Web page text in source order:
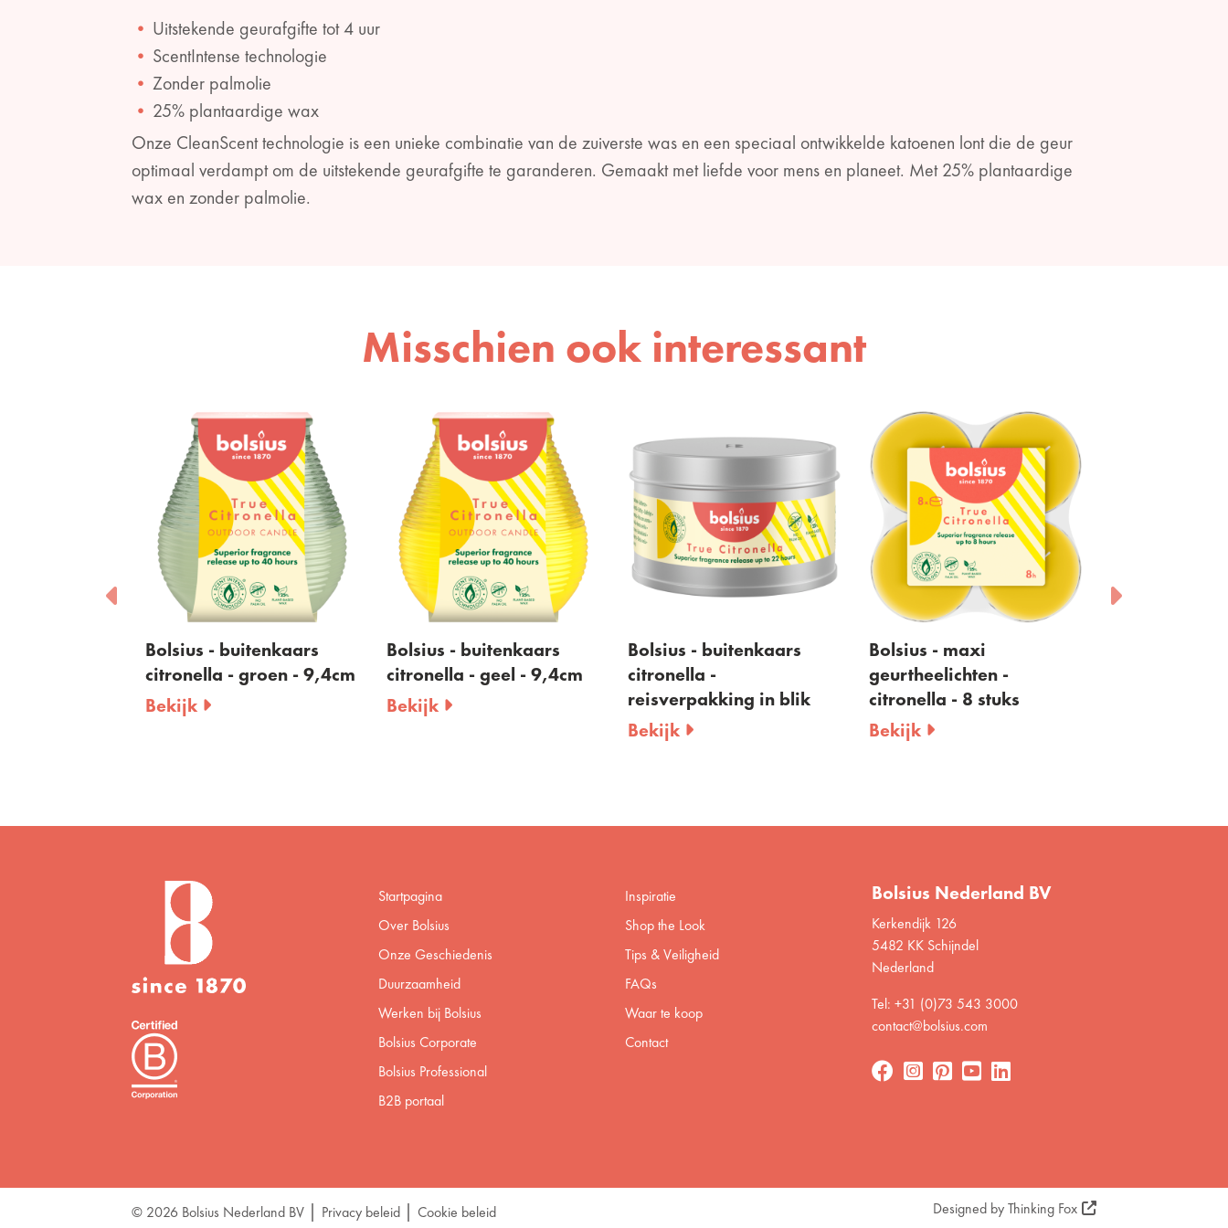
Uitstekende geurafgifte tot 4 uur
ScentIntense technologie
Zonder palmolie
25% plantaardige wax
Onze CleanScent technologie is een unieke combinatie van de zuiverste was en een speciaal ontwikkelde katoenen lont die de geur
optimaal verdampt om de uitstekende geurafgifte te garanderen. Gemaakt met liefde voor mens en planeet. Met 25% plantaardige
wax en zonder palmolie.
Misschien ook interessant
Bolsius - buitenkaars
citronella - groen - 9,4cm
Bolsius - buitenkaars
citronella - geel - 9,4cm
Bolsius - buitenkaars
citronella -
reisverpakking in blik
Bolsius - maxi
geurtheelichten -
citronella - 8 stuks
Startpagina
Over Bolsius
Onze Geschiedenis
Duurzaamheid
Werken bij Bolsius
Bolsius Corporate
Bolsius Professional
B2B portaal
Inspiratie
Shop the Look
Tips & Veiligheid
FAQs
Waar te koop
Contact
Bolsius Nederland BV
Kerkendijk 126
5482 KK Schijndel
Nederland
Tel: +31 (0)73 543 3000
contact@bolsius.com
© 2026 Bolsius Nederland BV Privacy beleid Cookie beleid Designed byThinking Fox